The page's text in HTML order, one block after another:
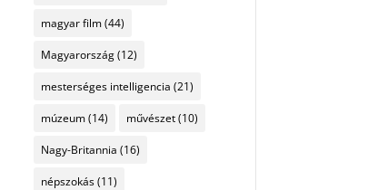
magyar film(44)
Magyarország(12)
mesterséges intelligencia (21)
múzeum(14) művészet(10)
Nagy-Britannia (16)
népszokás(11)